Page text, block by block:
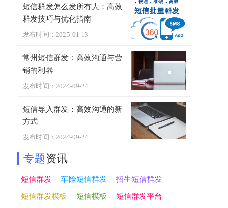
短信群发怎么发所有人：高效
群发技巧与优化指南
发布时间：2025-01-13
常州短信群发：高效沟通与营
销的利器
发布时间：2024-09-24
短信导入群发：高效沟通的新
方式
发布时间：2024-09-24
专题资讯
短信群发 车险短信群发 招生短信群发
短信群发模板 短信模板 短信群发平台